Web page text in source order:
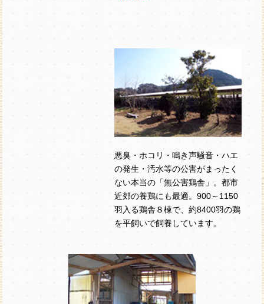
悪臭・ホコリ・鳴き声騒音・ハエ
の発生・汚水等の公害がまったく
ない本当の「無公害鶏舎」。都市
近郊の養鶏にも最適。900～1150
羽入る鶏舎８棟で、約8400羽の鶏
を平飼いで飼養しています。